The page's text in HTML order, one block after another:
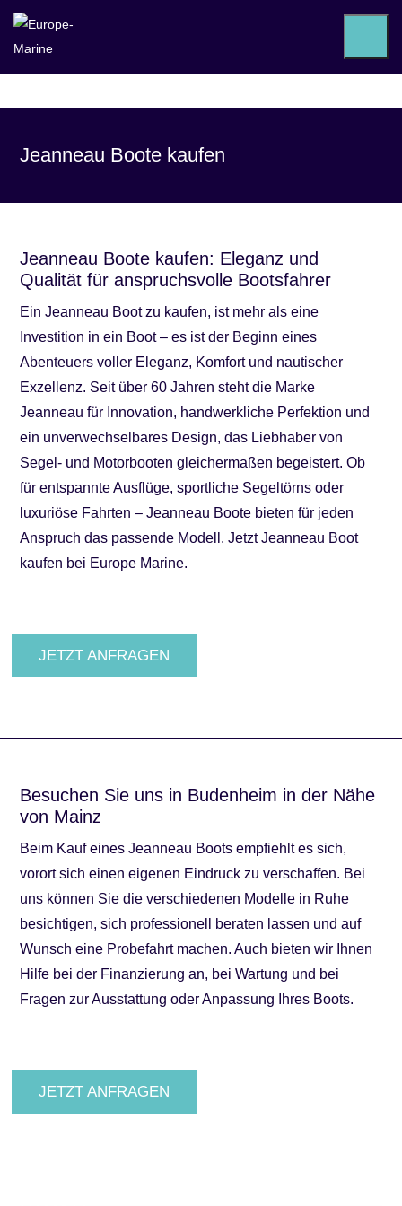
Jeanneau Boote kaufen
Jeanneau Boote kaufen: Eleganz und
Qualität für anspruchsvolle Bootsfahrer
Ein Jeanneau Boot zu kaufen, ist mehr als eine
Investition in ein Boot – es ist der Beginn eines
Abenteuers voller Eleganz, Komfort und nautischer
Exzellenz. Seit über 60 Jahren steht die Marke
Jeanneau für Innovation, handwerkliche Perfektion und
ein unverwechselbares Design, das Liebhaber von
Segel- und Motorbooten gleichermaßen begeistert. Ob
für entspannte Ausflüge, sportliche Segeltörns oder
luxuriöse Fahrten – Jeanneau Boote bieten für jeden
Anspruch das passende Modell. Jetzt Jeanneau Boot
kaufen bei Europe Marine.
JETZT ANFRAGEN
Besuchen Sie uns in Budenheim in der Nähe
von Mainz
Beim Kauf eines Jeanneau Boots empfiehlt es sich,
vorort sich einen eigenen Eindruck zu verschaffen. Bei
uns können Sie die verschiedenen Modelle in Ruhe
besichtigen, sich professionell beraten lassen und auf
Wunsch eine Probefahrt machen. Auch bieten wir Ihnen
Hilfe bei der Finanzierung an, bei Wartung und bei
Fragen zur Ausstattung oder Anpassung Ihres Boots.
JETZT ANFRAGEN